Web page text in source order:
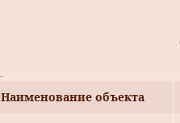
Наименование объекта